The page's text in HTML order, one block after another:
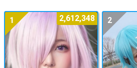
1 2,612,348 2